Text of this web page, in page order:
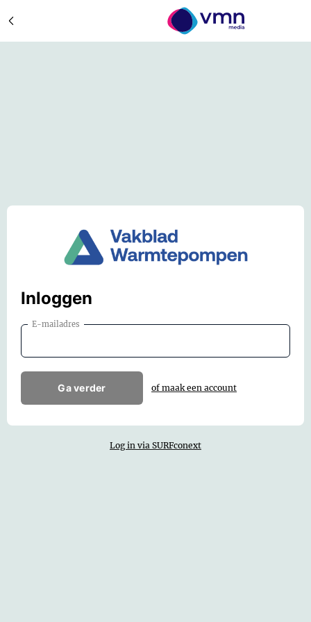
Inloggen
E-mailadres
Ga verder of maak een account
Log in via SURFconext